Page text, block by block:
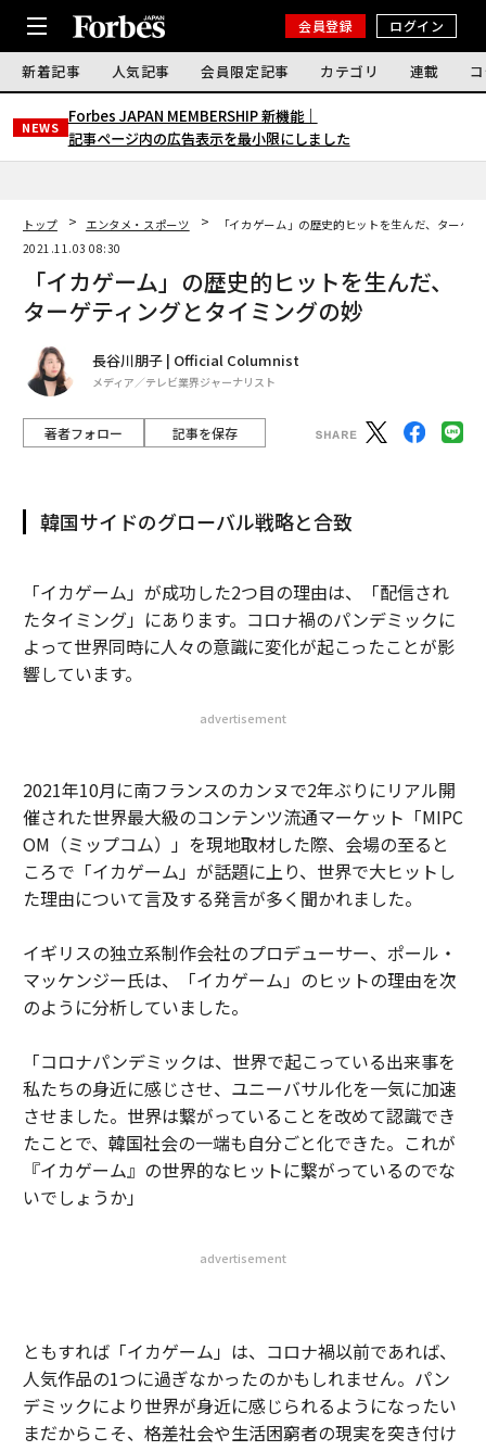
会員登録 ログイン
新着記事 人気記事 会員限定記事 カテゴリ 連載
NEWS
Forbes JAPAN MEMBERSHIP 新機能｜
記事ページ内の広告表示を最小限にしました
トップ エンタメ・スポーツ
「イカゲーム」の歴史的ヒットを生んだ、ターゲ
2021.11.03 08:30
「イカゲーム」の歴史的ヒットを生んだ、
ターゲティングとタイミングの妙
長谷川朋子 | Official Columnist
メディア／テレビ業界ジャーナリスト
著者フォロー 記事を保存
韓国サイドのグローバル戦略と合致
「イカゲーム」が成功した2つ目の理由は、「配信され
たタイミング」にあります。コロナ禍のパンデミックに
よって世界同時に人々の意識に変化が起こったことが影
響しています。
advertisement
2021年10月に南フランスのカンヌで2年ぶりにリアル開
催された世界最大級のコンテンツ流通マーケット「MIPC
OM（ミップコム）」を現地取材した際、会場の至ると
ころで「イカゲーム」が話題に上り、世界で大ヒットし
た理由について言及する発言が多く聞かれました。
イギリスの独立系制作会社のプロデューサー、ポール・
マッケンジー氏は、「イカゲーム」のヒットの理由を次
のように分析していました。
「コロナパンデミックは、世界で起こっている出来事を
私たちの身近に感じさせ、ユニーバサル化を一気に加速
させました。世界は繋がっていることを改めて認識でき
たことで、韓国社会の一端も自分ごと化できた。これが
『イカゲーム』の世界的なヒットに繋がっているのでな
いでしょうか」
advertisement
ともすれば「イカゲーム」は、コロナ禍以前であれば、
人気作品の1つに過ぎなかったのかもしれません。パン
デミックにより世界が身近に感じられるようになったい
まだからこそ、格差社会や生活困窮者の現実を突き付け